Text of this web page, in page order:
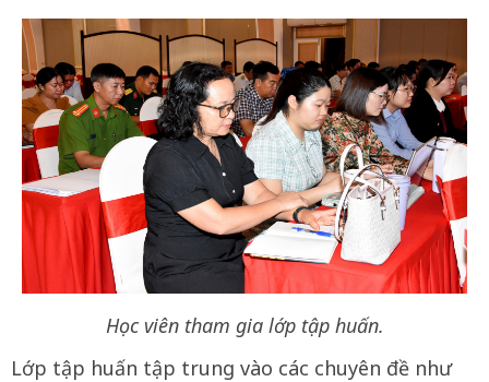
Học viên tham gia lớp tập huấn.
Lớp tập huấn tập trung vào các chuyên đề như